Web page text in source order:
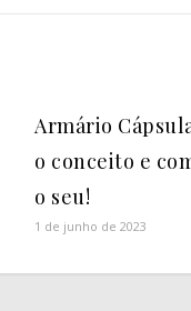
Armário
o conceito e
o seu!
1 de junho de 2023